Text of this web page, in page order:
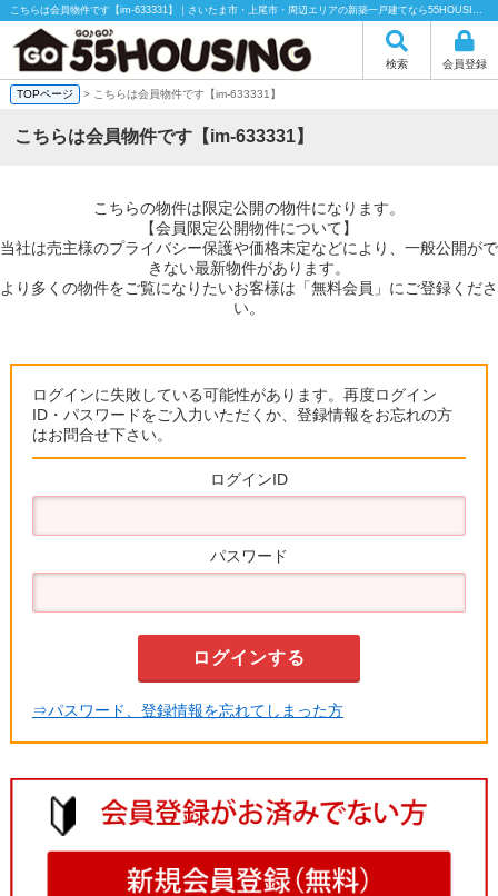
こちらは会員物件です【im-633331】｜さいたま市・上尾市・周辺エリアの新築一戸建てなら55HOUSING（55ハウジング）にお任せください！
検索 会員登録
TOPページ > こちらは会員物件です【im-633331】
こちらは会員物件です【im-633331】
こちらの物件は限定公開の物件になります。
【会員限定公開物件について】
当社は売主様のプライバシー保護や価格未定などにより、一般公開がで
きない最新物件があります。
より多くの物件をご覧になりたいお客様は「無料会員」にご登録くださ
い。
ログインに失敗している可能性があります。再度ログイン
ID・パスワードをご入力いただくか、登録情報をお忘れの方
はお問合せ下さい。
ログインID
パスワード
⇒パスワード、登録情報を忘れてしまった方